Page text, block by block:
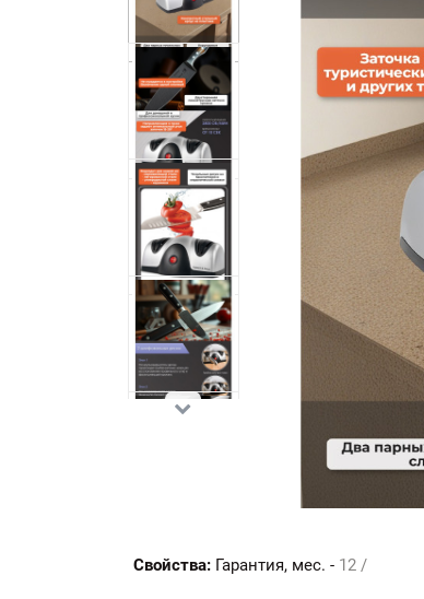
Свойства: Гарантия, мес. - 12 /